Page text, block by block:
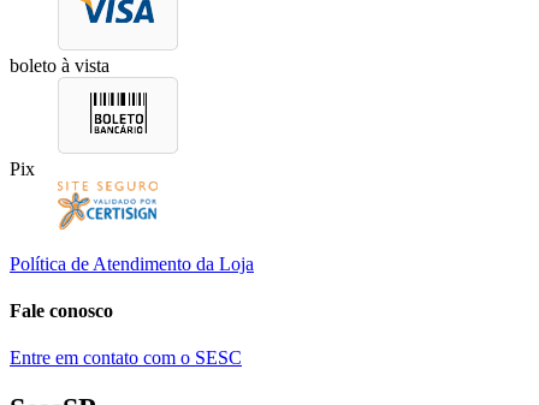
boleto à vista
Pix
Política de Atendimento da Loja
Fale conosco
Entre em contato com o SESC